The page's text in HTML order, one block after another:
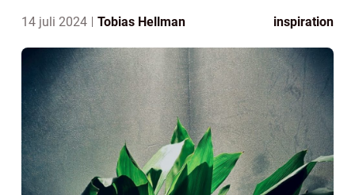
14 juli 2024 Tobias Hellman inspiration